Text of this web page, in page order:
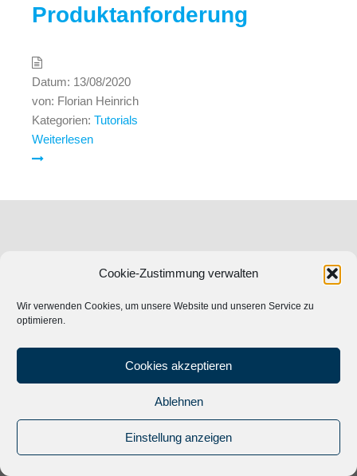
Cookie-Zustimmung verwalten
Wir verwenden Cookies, um unsere Website und unseren Service zu
optimieren.
Cookies akzeptieren
Ablehnen
Einstellung anzeigen
Produktanforderung
Datum: 13/08/2020
von: Florian Heinrich
Kategorien: Tutorials
Weiterlesen
Musik Promotion Network|Impressum
Kontakt